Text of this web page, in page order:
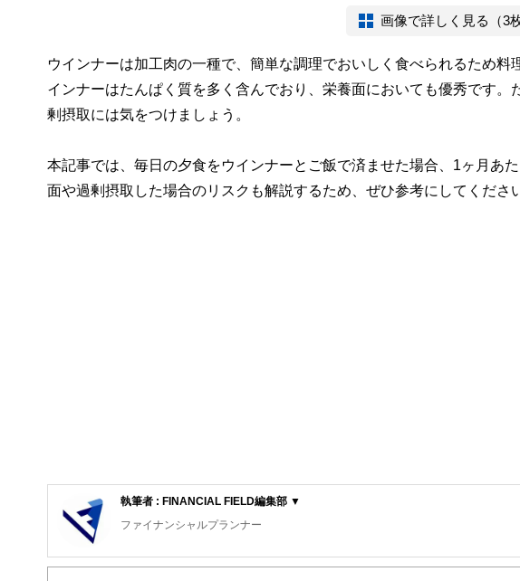
画像で詳しく見る（3枚
ウインナーは加工肉の一種で、簡単な調理でおいしく食べられるため
インナーはたんぱく質を多く含んでおり、栄養面においても優秀です
剰摂取には気をつけましょう。
本記事では、毎日の夕食をウインナーとご飯で済ませた場合、1ヶ月あ
面や過剰摂取した場合のリスクも解説するため、ぜひ参考にしてくださ
執筆者 : FINANCIAL FIELD編集部 ▼
ファイナンシャルプランナー
FinancialField編集部は、金融、経済に関する記事を、日々の暮らしにどのよう